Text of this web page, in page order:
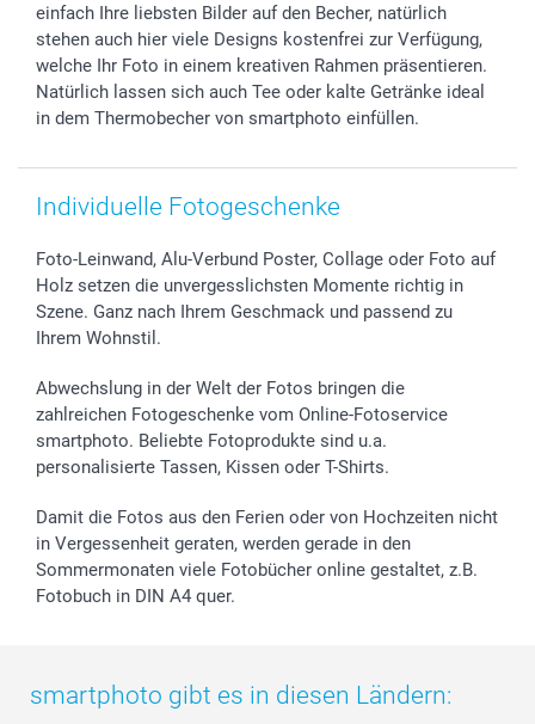
B2B smartbusiness
Widerrufsrecht
Geburt
Zu allen Anlässen
Sitemap
Status der Bestellung
smartfriends
smartgarantie
einfach Ihre liebsten Bilder auf den Becher, natürlich
stehen auch hier viele Designs kostenfrei zur Verfügung,
welche Ihr Foto in einem kreativen Rahmen präsentieren.
Natürlich lassen sich auch Tee oder kalte Getränke ideal
in dem Thermobecher von smartphoto einfüllen.
Individuelle Fotogeschenke
Foto-Leinwand, Alu-Verbund Poster, Collage oder Foto auf
Holz setzen die unvergesslichsten Momente richtig in
Szene. Ganz nach Ihrem Geschmack und passend zu
Ihrem Wohnstil.
Abwechslung in der Welt der Fotos bringen die
zahlreichen Fotogeschenke vom Online-Fotoservice
smartphoto. Beliebte Fotoprodukte sind u.a.
personalisierte Tassen, Kissen oder T-Shirts.
Damit die Fotos aus den Ferien oder von Hochzeiten nicht
in Vergessenheit geraten, werden gerade in den
Sommermonaten viele Fotobücher online gestaltet, z.B.
Fotobuch in DIN A4 quer.
smartphoto gibt es in diesen Ländern: